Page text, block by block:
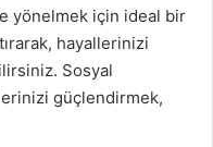
yönelmek için ideal bir
hayallerinizi
Sosyal
güçlendirmek,